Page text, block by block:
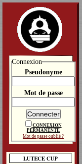
Connexion
Pseudonyme
Mot de passe
CONNEXION
PERMANENTE
Mot de passe oublié ?
LUTECE CUP